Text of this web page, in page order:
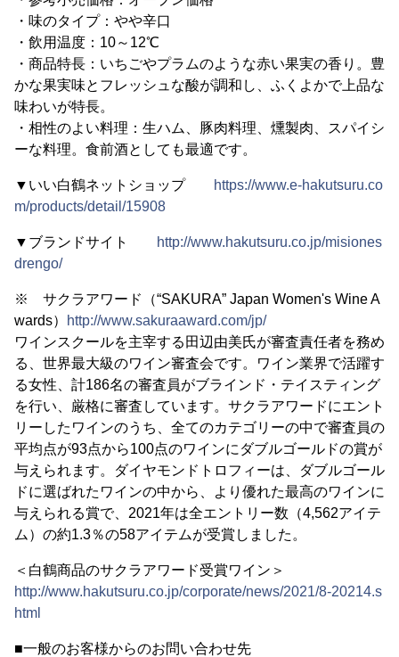
・味のタイプ：やや辛口
・飲用温度：10～12℃
・商品特長：いちごやプラムのような赤い果実の香り。豊
かな果実味とフレッシュな酸が調和し、ふくよかで上品な
味わいが特長。
・相性のよい料理：生ハム、豚肉料理、燻製肉、スパイシ
ーな料理。食前酒としても最適です。
▼いい白鶴ネットショップ
https://www.e-hakutsuru.co
m/products/detail/15908
▼ブランドサイト
http://www.hakutsuru.co.jp/misiones
drengo/
※ サクラアワード（“SAKURA” Japan Women's Wine A
wards）
http://www.sakuraaward.com/jp/
ワインスクールを主宰する田辺由美氏が審査責任者を務め
る、世界最大級のワイン審査会です。ワイン業界で活躍す
る女性、計186名の審査員がブラインド・テイスティング
を行い、厳格に審査しています。サクラアワードにエント
リーしたワインのうち、全てのカテゴリーの中で審査員の
平均点が93点から100点のワインにダブルゴールドの賞が
与えられます。ダイヤモンドトロフィーは、ダブルゴール
ドに選ばれたワインの中から、より優れた最高のワインに
与えられる賞で、2021年は全エントリー数（4,562アイテ
ム）の約1.3％の58アイテムが受賞しました。
＜白鶴商品のサクラアワード受賞ワイン＞
http://www.hakutsuru.co.jp/corporate/news/2021/8-20214.s
html
■一般のお客様からのお問い合わせ先